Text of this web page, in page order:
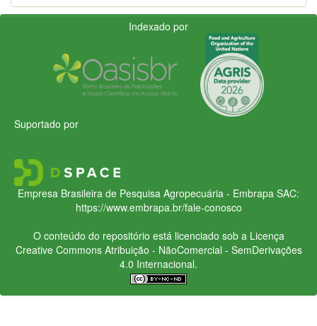
Indexado por
Suportado por
Empresa Brasileira de Pesquisa Agropecuária - Embrapa SAC:
https://www.embrapa.br/fale-conosco
O conteúdo do repositório está licenciado sob a Licença
Creative CommonsAtribuição - NãoComercial - SemDerivações
4.0 Internacional.